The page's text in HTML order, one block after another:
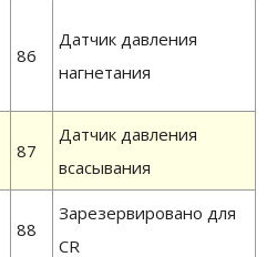
86
Датчик давления
нагнетания
87
Датчик давления
всасывания
88
Зарезервировано для
CR